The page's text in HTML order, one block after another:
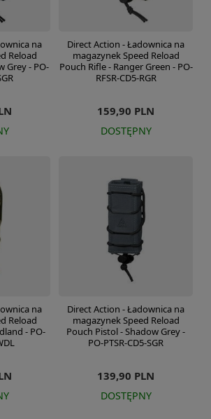
na
Reload
Grey - PO-
Direct Action - Ładownica na
magazynek Speed Reload
Pouch Rifle - Ranger Green - PO-
RFSR-CD5-RGR
159,90 PLN
DOSTĘPNY
na
Reload
- PO-
Direct Action - Ładownica na
magazynek Speed Reload
Pouch Pistol - Shadow Grey -
PO-PTSR-CD5-SGR
139,90 PLN
DOSTĘPNY